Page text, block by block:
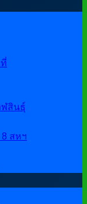
ฬสินธุ์
สหฯ